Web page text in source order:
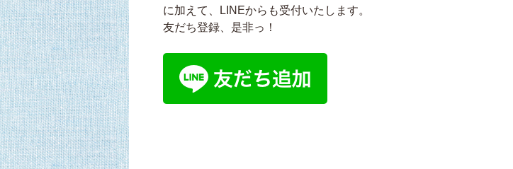
に加えて、LINEからも受付いたします。
友だち登録、是非っ！